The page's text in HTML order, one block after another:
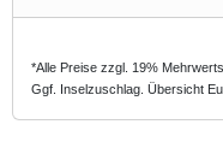
*Alle Preise zzgl. 19%
Ggf. Inselzuschlag. Übersicht